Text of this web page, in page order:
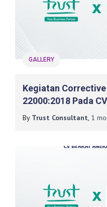
GALLERY
Kegiatan
22000:2018 Pada
Sukabumi
By Trust Consultant, 1